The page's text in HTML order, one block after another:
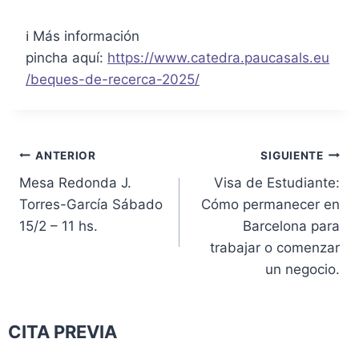
ℹ️ Más información
pincha aquí: https://www.catedra.paucasals.eu
/beques-de-recerca-2025/
ANTERIOR
Mesa Redonda J.
Torres-García Sábado
15/2 – 11 hs.
SIGUIENTE
Visa de Estudiante:
Cómo permanecer en
Barcelona para
trabajar o comenzar
un negocio.
CITA PREVIA